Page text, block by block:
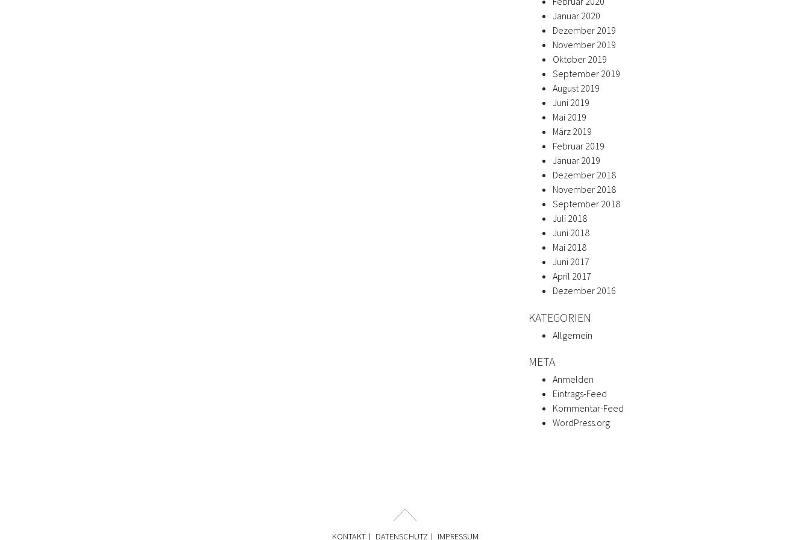
Januar 2020
Dezember 2019
November 2019
Oktober 2019
September 2019
August 2019
Juni 2019
Mai 2019
März 2019
Februar 2019
Januar 2019
Dezember 2018
November 2018
September 2018
Juli 2018
Juni 2018
Mai 2018
Juni 2017
April 2017
Dezember 2016
KATEGORIEN
Allgemein
META
Anmelden
Eintrags-Feed
Kommentar-Feed
WordPress.org
KONTAKT DATENSCHUTZ IMPRESSUM